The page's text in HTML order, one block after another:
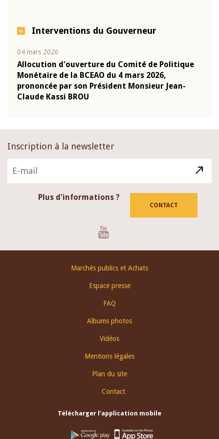
Interventions du Gouverneur
04 mars 2026
Allocution d'ouverture du Comité de Politique
Monétaire de la BCEAO du 4 mars 2026,
prononcée par son Président Monsieur Jean-
Claude Kassi BROU
Inscription à la newsletter
Plus d'informations ?
CONTACT
Marchés publics et Achats
Espace presse
FAQ
Albums photos
Vidéos
Mentions légales
Plan du site
Contact
Télécharger l'application mobile